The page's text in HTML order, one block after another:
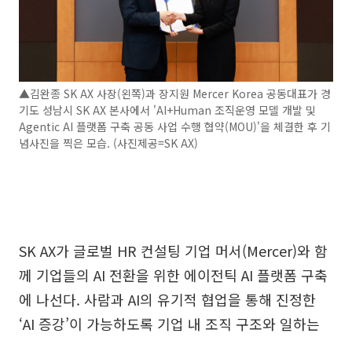
▲김완종 SK AX 사장(왼쪽)과 장지원 Mercer Korea 공동대표가 경
기도 성남시 SK AX 본사에서 'AI+Human 조직운영 모델 개발 및
Agentic AI 플랫폼 구축 공동 사업 수행 협약(MOU)'을 체결한 후 기
념사진을 찍은 모습. (사진제공=SK AX)
SK AX가 글로벌 HR 컨설팅 기업 머서(Mercer)와 함
께 기업들의 AI 전환을 위한 에이전틱 AI 플랫폼 구축
에 나선다. 사람과 AI의 유기적 협업을 통해 진정한
‘AI 증강’이 가능하도록 기업 내 조직 구조와 일하는